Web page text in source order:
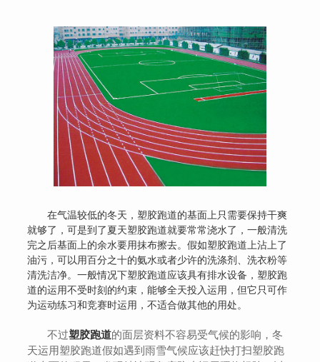
在气温较低的冬天，塑胶跑道的基面上只需要保持干爽
就够了，可是到了夏天塑胶跑道就要常常浇水了，一般清洗
完之后基面上的余水要用抹布擦去。假如塑胶跑道上沾上了
油污，可以用百分之十的氨水或者少许的洗涤剂、洗衣粉等
清洗洁净。一般情况下塑胶跑道应该具有排水设备，塑胶跑
道的运用不受时刻的约束，能够全天投入运用，但它只可作
为运动练习和竞赛时运用，不适合做其他的用处。
不过塑胶跑道的面层资料不容易受气候的影响，冬
天运用塑胶跑道假如遇到雨雪气候应该赶快打扫塑胶跑